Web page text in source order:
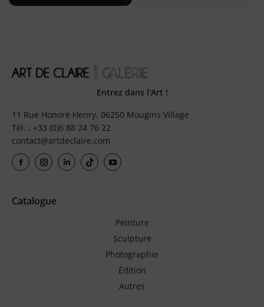
Entrez dans l'Art !
11 Rue Honoré Henry, 06250 Mougins Village
Tél. : +33 (0)6 88 24 76 22
contact@artdeclaire.com
Catalogue
Peinture
Sculpture
Photographie
Édition
Autres